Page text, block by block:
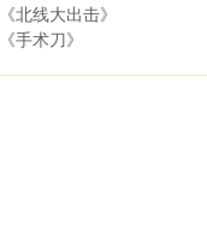
《北线大出击》
《手术刀》